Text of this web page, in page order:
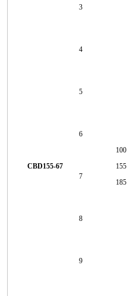
CBD155-67
3
100
155
185
4
5
6
7
8
9